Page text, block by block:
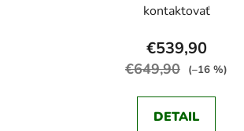
kontaktovať
€539,90
€649,90 (–16 %)
DETAIL